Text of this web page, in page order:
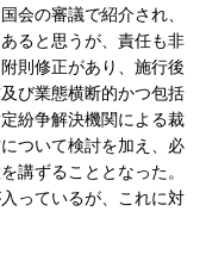
会の審議で紹介され、
ると思うが、責任も非
則修正があり、施行後
び業態横断的かつ包括
紛争解決機関による裁
ついて検討を加え、必
講ずることとなった。
っているが、これに対